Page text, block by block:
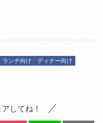
ランチ向け
ディナー向け
してね！